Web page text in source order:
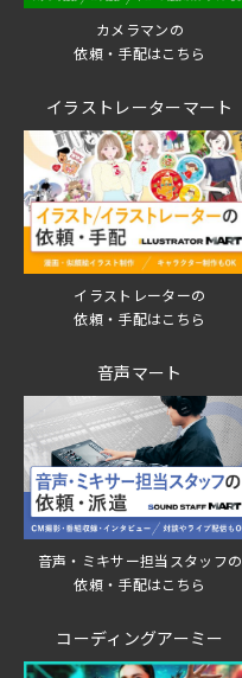
カメラマンの
依頼・手配はこちら
イラストレーターマート
イラストレーターの
依頼・手配はこちら
音声マート
音声・ミキサー担当スタッフの
依頼・手配はこちら
コーディングアーミー